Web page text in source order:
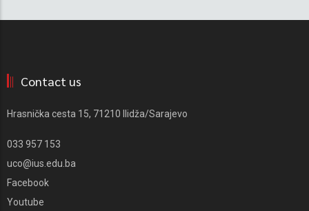
Contact us
Hrasnička cesta 15, 71210 Ilidža/Sarajevo
033 957 153
uco@ius.edu.ba
Facebook
Youtube